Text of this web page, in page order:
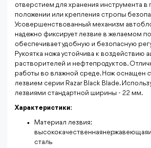
отверстием для хранения инструмента
положении или крепления стропы
Усовершенствованный механизм
надежно фиксирует лезвие в желаемом
обеспечивает удобную и безопасную
Рукоятка ножа устойчива к воздействию
растворителей и нефтепродуктов.
работы во влажной среде. Нож оснащен
лезвием серии Razar Black Blade.
лезвиями стандартной ширины - 22 мм.
Характеристики:
Материал лезвия:
сталь